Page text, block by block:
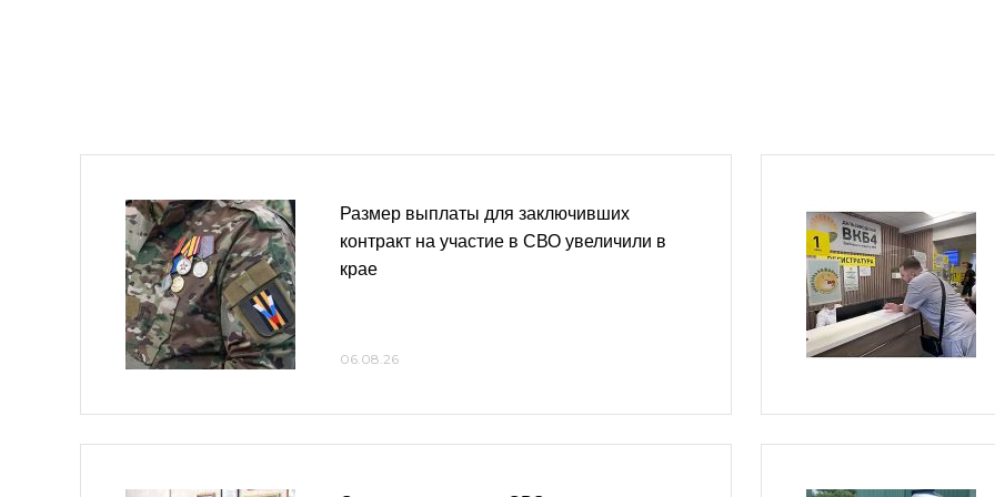
Размер выплаты для заключивших
контракт на участие в СВО увеличили в
крае
06.08.26